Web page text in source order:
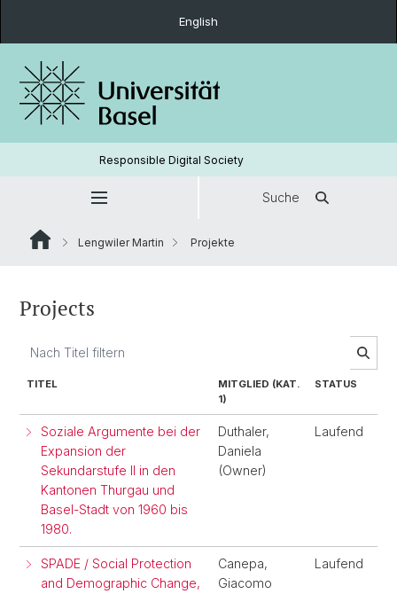
English
Responsible Digital Society
Suche
Lengwiler Martin Projekte
Projects
TITEL
MITGLIED (KAT.
1)
STATUS
Soziale Argumente bei der
Expansion der
Sekundarstufe II in den
Kantonen Thurgau und
Basel-Stadt von 1960 bis
1980.
Duthaler,
Daniela
(Owner)
Laufend
SPADE / Social Protection
and Demographic Change,
Canepa,
Giacomo
Laufend